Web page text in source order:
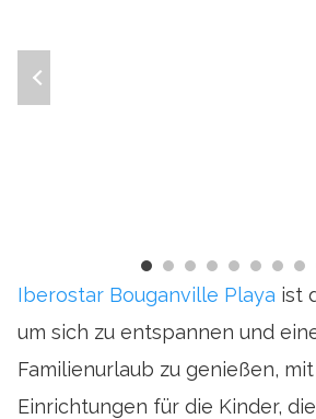
Iberostar Bouganville Playa ist
um sich zu entspannen und
Familienurlaub zu genießen,
Einrichtungen für die Kinder,